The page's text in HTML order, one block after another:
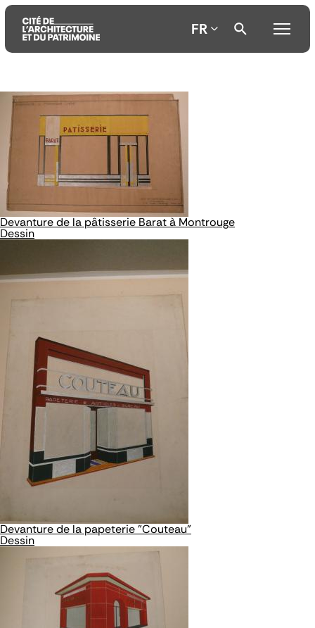
Aller
au
contenu
principal
Aller
au
menu
principal
Aller
recherche
FR
Devanture de la pâtisserie Barat à Montrouge
Dessin
Devanture de la papeterie "Couteau"
Dessin